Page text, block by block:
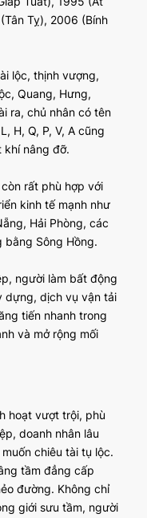
Tỵ), 2006 (Bính
lộc, thịnh vượng,
Quang, Hưng,
ra, chủ nhân có tên
H, Q, P, V, A cũng
nâng đỡ.
rất phù hợp với
kinh tế mạnh như
Hải Phòng, các
bằng Sông Hồng.
người làm bất động
dựng, dịch vụ vận tải
tiến nhanh trong
và mở rộng mối
hoạt vượt trội, phù
doanh nhân lâu
chiêu tài tụ lộc.
tầm đẳng cấp
đường. Không chỉ
giới sưu tầm, người